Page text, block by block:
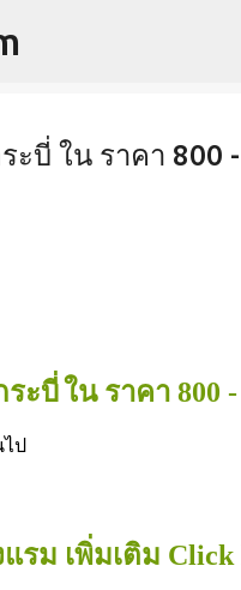
ะบี่ ใน ราคา 800
ระบี่ใน ราคา 800
ป
รม เพิ่มเติม Click